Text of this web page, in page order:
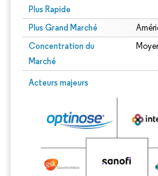
Plus Rapide
Plus Grand Marché
Concentration du
Marché
Acteurs majeurs
Image © Mordor Intelligence. La